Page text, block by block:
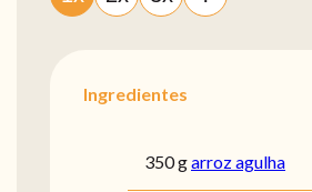
Ingredientes
350 garroz agulha